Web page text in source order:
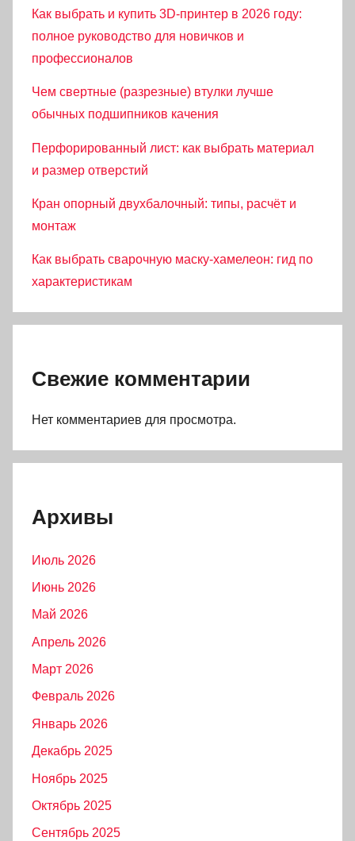
Как выбрать и купить 3D-принтер в 2026 году:
полное руководство для новичков и
профессионалов
Чем свертные (разрезные) втулки лучше
обычных подшипников качения
Перфорированный лист: как выбрать материал
и размер отверстий
Кран опорный двухбалочный: типы, расчёт и
монтаж
Как выбрать сварочную маску-хамелеон: гид по
характеристикам
Свежие комментарии
Нет комментариев для просмотра.
Архивы
Июль 2026
Июнь 2026
Май 2026
Апрель 2026
Март 2026
Февраль 2026
Январь 2026
Декабрь 2025
Ноябрь 2025
Октябрь 2025
Сентябрь 2025